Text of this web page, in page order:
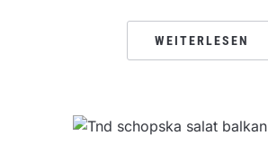
WEITERLESEN